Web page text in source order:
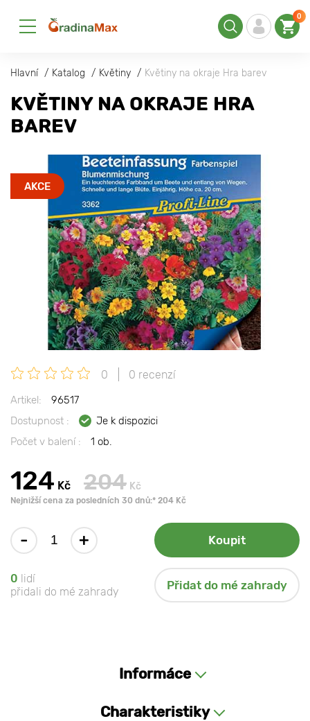
0
Hlavní Katalog Květiny Květiny na okraje Hra barev
KVĚTINY NA OKRAJE HRA
BAREV
AKCE
0 0 recenzí
Artikel:
96517
Dostupnost :
Je k dispozici
Počet v balení :
1 ob.
124 Kč 204 Kč
Nejnižší cena za posledních 30 dnů:* 204 Kč
- + Koupit
0 lidí
přidali do mé zahrady
Přidat do mé zahrady
Informáce
Charakteristiky